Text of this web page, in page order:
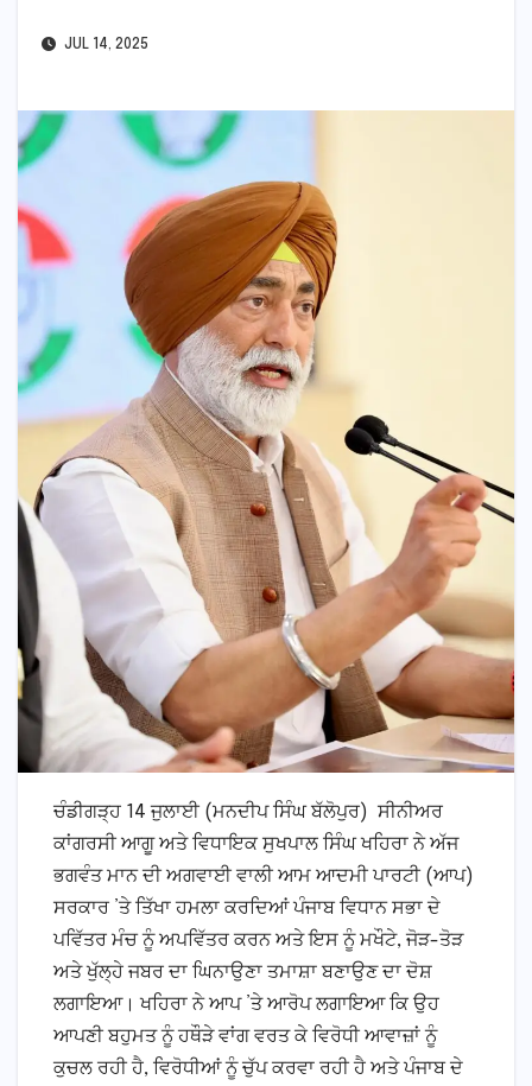
JUL 14, 2025
ਚੰਡੀਗੜ੍ਹ 14 ਜੁਲਾਈ (ਮਨਦੀਪ ਸਿੰਘ ਬੱਲੋਪੁਰ) ਸੀਨੀਅਰ
ਕਾਂਗਰਸੀ ਆਗੂ ਅਤੇ ਵਿਧਾਇਕ ਸੁਖਪਾਲ ਸਿੰਘ ਖਹਿਰਾ ਨੇ ਅੱਜ
ਭਗਵੰਤ ਮਾਨ ਦੀ ਅਗਵਾਈ ਵਾਲੀ ਆਮ ਆਦਮੀ ਪਾਰਟੀ (ਆਪ)
ਸਰਕਾਰ ’ਤੇ ਤਿੱਖਾ ਹਮਲਾ ਕਰਦਿਆਂ ਪੰਜਾਬ ਵਿਧਾਨ ਸਭਾ ਦੇ
ਪਵਿੱਤਰ ਮੰਚ ਨੂੰ ਅਪਵਿੱਤਰ ਕਰਨ ਅਤੇ ਇਸ ਨੂੰ ਮਖੌਟੇ, ਜੋੜ-ਤੋੜ
ਅਤੇ ਖੁੱਲ੍ਹੇ ਜਬਰ ਦਾ ਘਿਨਾਉਣਾ ਤਮਾਸ਼ਾ ਬਣਾਉਣ ਦਾ ਦੋਸ਼
ਲਗਾਇਆ। ਖਹਿਰਾ ਨੇ ਆਪ ’ਤੇ ਆਰੋਪ ਲਗਾਇਆ ਕਿ ਉਹ
ਆਪਣੀ ਬਹੁਮਤ ਨੂੰ ਹਥੌੜੇ ਵਾਂਗ ਵਰਤ ਕੇ ਵਿਰੋਧੀ ਆਵਾਜ਼ਾਂ ਨੂੰ
ਕੁਚਲ ਰਹੀ ਹੈ, ਵਿਰੋਧੀਆਂ ਨੂੰ ਚੁੱਪ ਕਰਵਾ ਰਹੀ ਹੈ ਅਤੇ ਪੰਜਾਬ ਦੇ